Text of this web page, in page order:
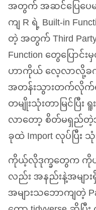
အတွက် အဆင်ပြေပေမ
ကျ R ရဲ့ Built-in
တဲ့ အတွက် Third
Function တွေပြ
ဟာကိုယ် လေ့လာလို့ခ
အတန်းသွားတက်လိုက်ရ
တမျိုးသုံးတာမြင်ပြီး
လာတော့ စိတ်မရှည်တဲ့အ
ခုထဲ Import လုပ်ပြီ
ကိုယ့်လိုဒုက္ခတွေက ကို
လည်း အနည်းနဲ့အမျာ
အများသဘောကျတဲ့